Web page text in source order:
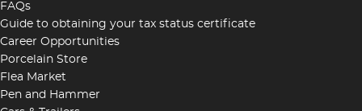
FAQs
Guide to obtaining your tax status certificate
Career Opportunities
Porcelain Store
Flea Market
Pen and Hammer